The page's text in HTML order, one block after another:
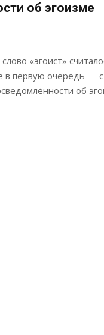
об эгоизме
«эгоист»
в первую очередь —
об